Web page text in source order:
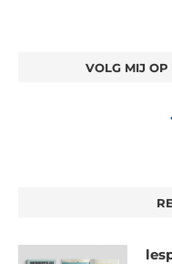
VOLG MIJ OP